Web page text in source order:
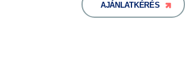
AJÁNLATKÉRÉS